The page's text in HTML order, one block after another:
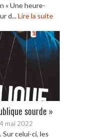
« Une heure-
d...Lire la suite
sourde »
mai 2022
celui-ci, les